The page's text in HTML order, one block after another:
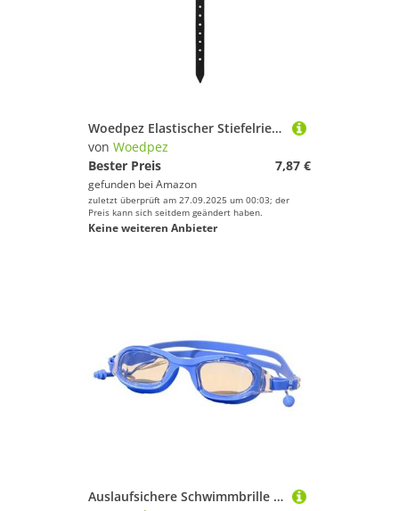
Woedpez Elastischer Stiefelriemen, schnelle Installation, rutschfeste Schuhbasis, Ersatz-Beingurt für Outdoor-Schuhe, universal, Ersatz-Basisriemen
von Woedpez
Bester Preis
7,87 €
gefunden bei Amazon
zuletzt überprüft am 27.09.2025 um 00:03; der
Preis kann sich seitdem geändert haben.
Keine weiteren Anbieter
Auslaufsichere Schwimmbrille für Damen und Herren, verstellbarer Riemen, Schwimmbrille mit Ohrstöpseln, Taucherbrille mit Ohrstöpseln, auslaufsicher, Schwimmen für Herren